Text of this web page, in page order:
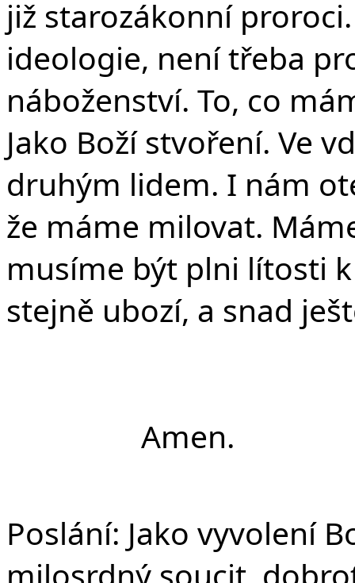
již starozákonní
ideologie, není třeba
náboženství. To, co
Jako Boží stvoření. Ve
druhým lidem. I nám
že máme milovat.
musíme být plni lítosti
stejně ubozí, a snad
Amen.
Poslání: Jako vyvolení
milosrdný soucit,